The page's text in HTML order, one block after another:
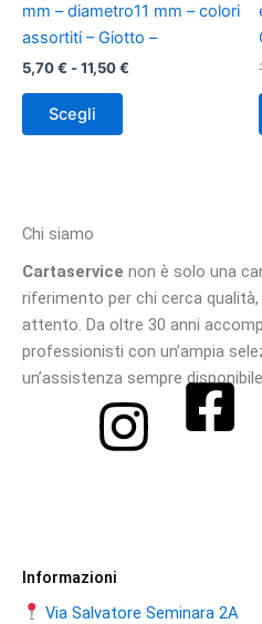
mm – diametro11 mm – colori
assortiti – Giotto –
5,70€ -11,50€
Scegli
essere
nella
Chi siamo
Cartaservice non è solo una
riferimento per chi cerca
attento. Da oltre 30 anni
professionisti con un’ampia
un’assistenza sempre
Informazioni
Via Salvatore Seminara 2A